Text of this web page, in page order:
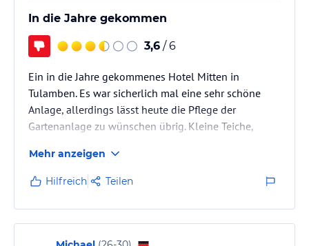
In die Jahre gekommen
3,6 / 6
Ein in die Jahre gekommenes Hotel Mitten in
Tulamben. Es war sicherlich mal eine sehr schöne
Anlage, allerdings lässt heute die Pflege der
Gartenanlage zu wünschen übrig. Kleine Teiche,
gekennzeichnet. Das Hotel liegt direkt am Wasser,
man muss nur wissen, dass es keinen Sandstrand
gibt, sondern einen sehr groben Kies-, Felsenstrand.
Das Wasser ist glasklar und sehr warm. Außerhalb der
Anlage ist wenig vorzufinden. Taucher finden hier
sehr schöne Tauchspots…
Mehr anzeigen
Hilfreich Teilen